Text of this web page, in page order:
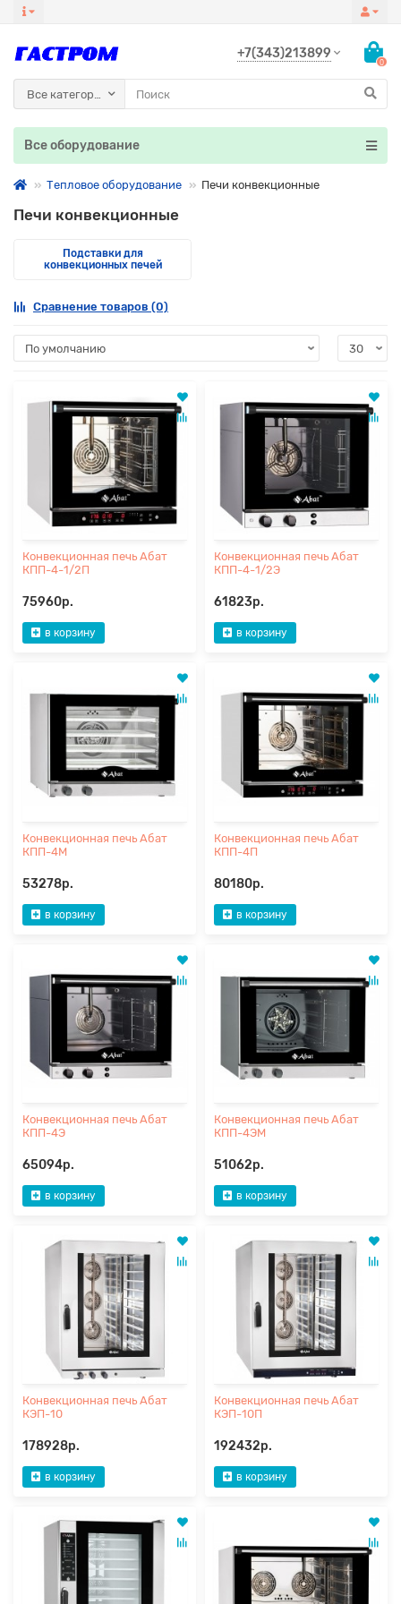
+7(343)213899
0
Все категории
Все оборудование
Тепловое оборудование Печи конвекционные
Печи конвекционные
Подставки для
конвекционных печей
Сравнение товаров (0)
Конвекционная печь Абат
КПП-4-1/2П
75960р.
в корзину
Конвекционная печь Абат
КПП-4-1/2Э
61823р.
в корзину
Конвекционная печь Абат
КПП-4М
53278р.
в корзину
Конвекционная печь Абат
КПП-4П
80180р.
в корзину
Конвекционная печь Абат
КПП-4Э
65094р.
в корзину
Конвекционная печь Абат
КПП-4ЭМ
51062р.
в корзину
Конвекционная печь Абат
КЭП-10
178928р.
в корзину
Конвекционная печь Абат
КЭП-10П
192432р.
в корзину